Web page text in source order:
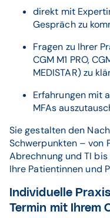
direkt mit
Gespräch zu
Fragen zu Ihrer
CGM M1 PRO,
MEDISTAR) zu
Erfahrungen mit
MFAs
Sie gestalten den
Schwerpunkten – von
Abrechnung und TI
Ihre Patientinnen und
Individuelle
Termin mit Ihrem